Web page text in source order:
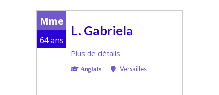
Mme
64 ans
L. Gabriela
Plus de détails
Anglais Versailles